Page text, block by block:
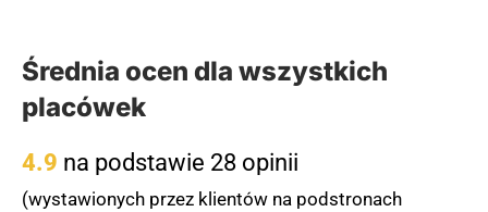
Średnia ocen dla wszystkich
placówek
4.9 na podstawie 28 opinii
(wystawionych przez klientów na podstronach